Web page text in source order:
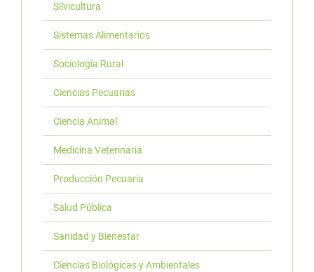
Silvicultura
Sistemas Alimentarios
Sociología Rural
Ciencias Pecuarias
Ciencia Animal
Medicina Veterinaria
Producción Pecuaria
Salud Pública
Sanidad y Bienestar
Ciencias Biológicas y Ambientales